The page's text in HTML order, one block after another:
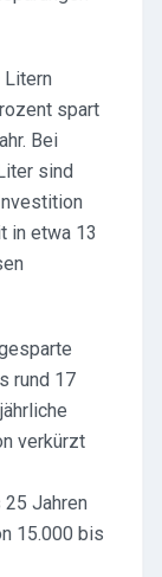
Litern
spart
Bei
sind
in etwa 13
rund 17
verkürzt
Jahren
15.000 bis